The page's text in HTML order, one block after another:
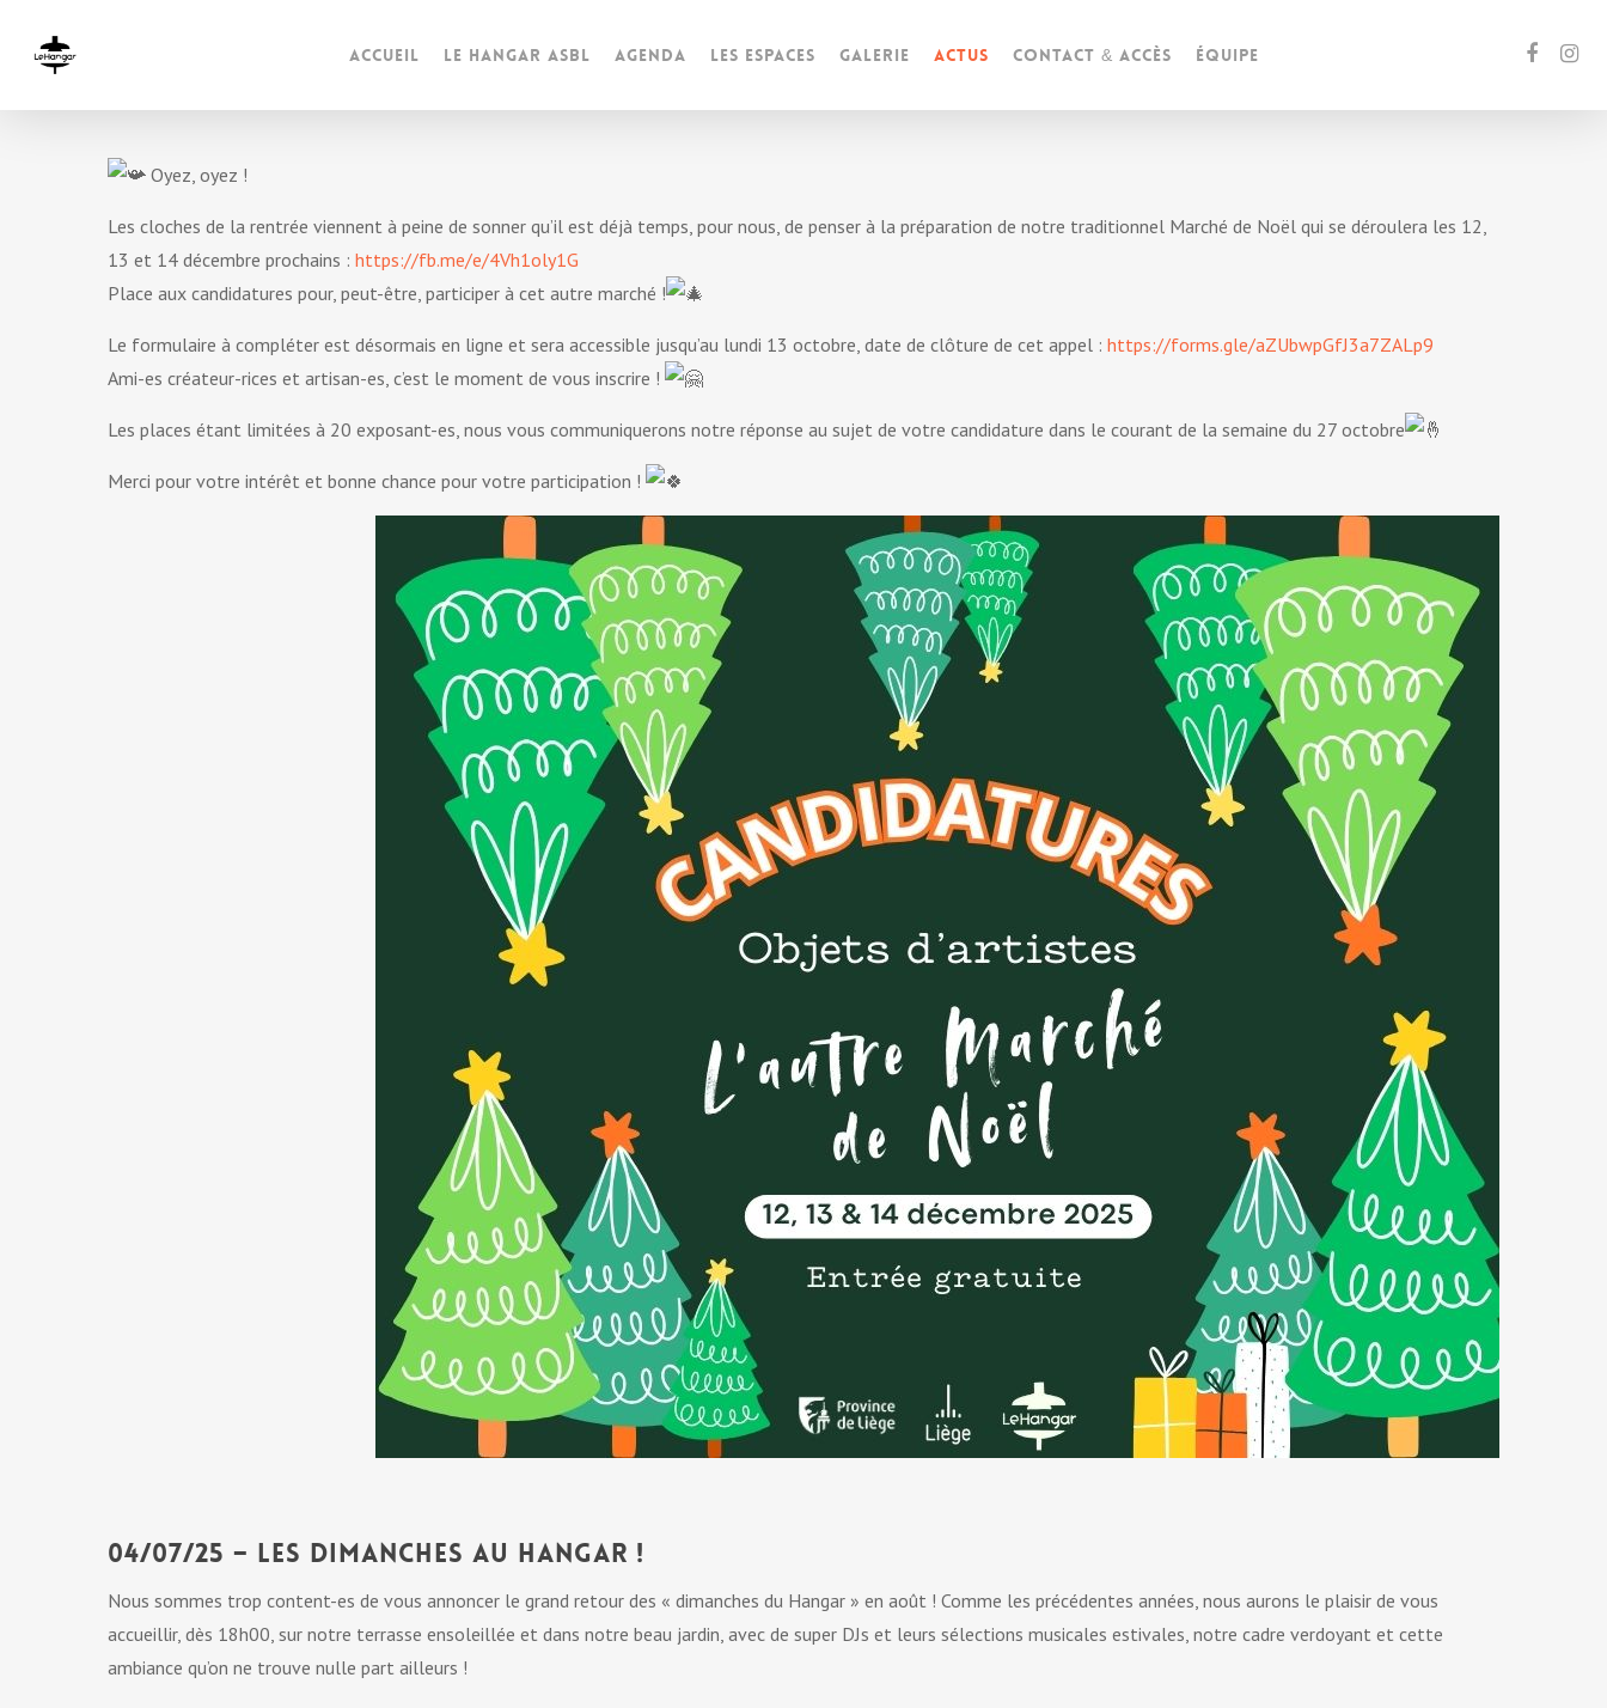
Accueil Le Hangar ASBL Agenda Les espaces Galerie Actus Contact & accès Équipe
Oyez, oyez !
Les cloches de la rentrée viennent à peine de sonner qu’il est déjà temps, pour nous, de penser à la préparation de notre traditionnel Marché de Noël qui se déroulera les 12,
13 et 14 décembre prochains :https://fb.me/e/4Vh1oly1G
Place aux candidatures pour, peut-être, participer à cet autre marché !
Le formulaire à compléter est désormais en ligne et sera accessible jusqu’au lundi 13 octobre, date de clôture de cet appel :https://forms.gle/aZUbwpGfJ3a7ZALp9
Ami-es créateur-rices et artisan-es, c’est le moment de vous inscrire !
Les places étant limitées à 20 exposant-es, nous vous communiquerons notre réponse au sujet de votre candidature dans le courant de la semaine du 27 octobre
Merci pour votre intérêt et bonne chance pour votre participation !
04/07/25 – Les Dimanches au Hangar !
Nous sommes trop content-es de vous annoncer le grand retour des « dimanches du Hangar » en août ! Comme les précédentes années, nous aurons le plaisir de vous
accueillir, dès 18h00, sur notre terrasse ensoleillée et dans notre beau jardin, avec de super DJs et leurs sélections musicales estivales, notre cadre verdoyant et cette
ambiance qu’on ne trouve nulle part ailleurs !